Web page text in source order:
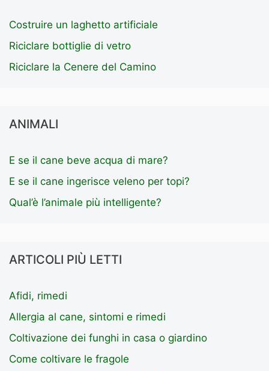
Costruire un laghetto artificiale
Riciclare bottiglie di vetro
Riciclare la Cenere del Camino
ANIMALI
E se il cane beve acqua di mare?
E se il cane ingerisce veleno per topi?
Qual’è l’animale più intelligente?
ARTICOLI PIÙ LETTI
Afidi, rimedi
Allergia al cane, sintomi e rimedi
Coltivazione dei funghi in casa o giardino
Come coltivare le fragole